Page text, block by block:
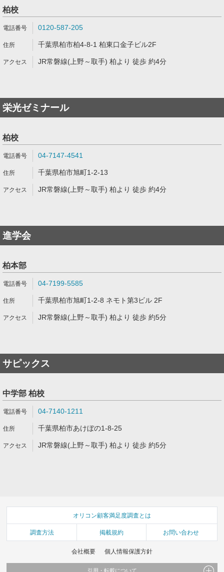
柏校
0120-587-205
千葉県柏市柏4-8-1 柏東口金子ビル2F
JR常磐線(上野～取手) 柏より 徒歩 約4分
栄光ゼミナール
柏校
04-7147-4541
千葉県柏市旭町1-2-13
JR常磐線(上野～取手) 柏より 徒歩 約4分
進学会
柏本部
04-7199-5585
千葉県柏市旭町1-2-8 ネモト第3ビル 2F
JR常磐線(上野～取手) 柏より 徒歩 約5分
サピックス
中学部 柏校
04-7140-1211
千葉県柏市あけぼの1-8-25
JR常磐線(上野～取手) 柏より 徒歩 約5分
オリコン顧客満足度調査とは
調査方法 掲載規約 お問い合わせ
会社概要 個人情報保護方針
引用・転載について